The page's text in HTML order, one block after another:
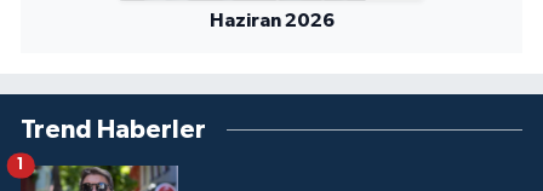
Haziran 2026
Trend Haberler
Sinop Müftülüğü